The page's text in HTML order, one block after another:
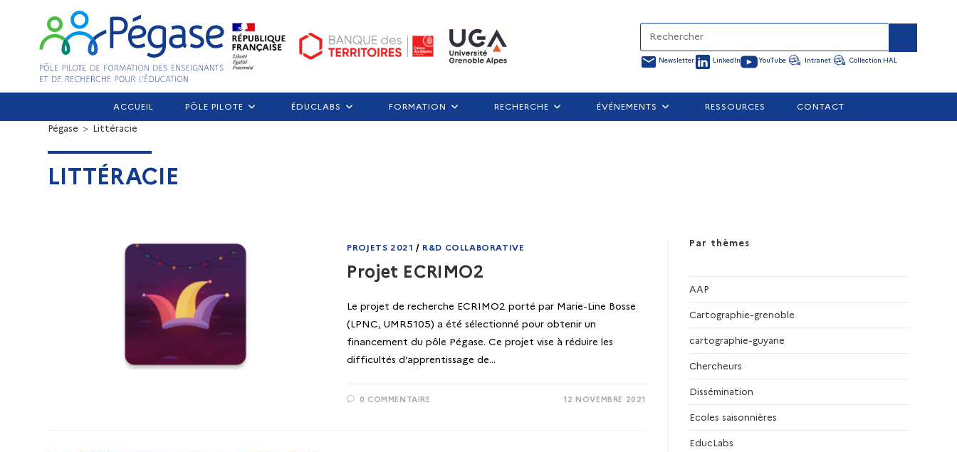
Newsletter LinkedIn YouTube Intranet Collection HAL
ACCUEIL PÔLE PILOTE ÉDUCLABS FORMATION RECHERCHE ÉVÉNEMENTS RESSOURCES CONTACT
LITTÉRACIE
Pégase > Littéracie
PROJETS 2021 / R&D COLLABORATIVE
Projet ECRIMO2
Le projet de recherche ECRIMO2 porté par Marie-Line Bosse
(LPNC, UMR5105) a été sélectionné pour obtenir un
financement du pôle Pégase. Ce projet vise à réduire les
difficultés d’apprentissage de…
0 COMMENTAIRE 12 NOVEMBRE 2021
Par thèmes
AAP
Cartographie-grenoble
cartographie-guyane
Chercheurs
Dissémination
Ecoles saisonnières
EducLabs